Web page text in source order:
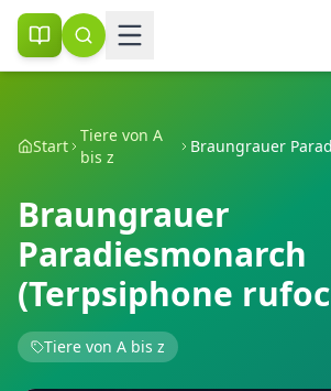
Start
Tiere von A
bis z
Braungrauer
Paradiesmonarch
(Terpsiphone
Tiere von A bis z